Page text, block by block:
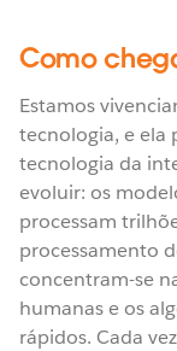
Como
Estamos
tecnologia, e ela
tecnologia da
evoluir: os
processam
processamento
concentram-se
humanas e os
rápidos. Cada